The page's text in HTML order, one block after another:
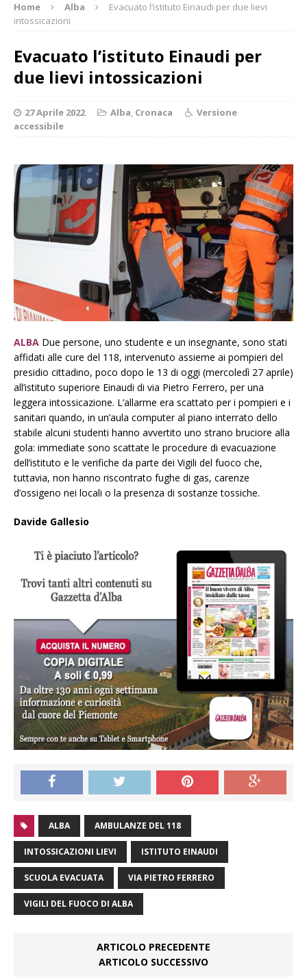
Home Alba
Evacuato l’istituto Einaudi per due lievi
intossicazioni
Evacuato l’istituto Einaudi per
due lievi intossicazioni
27 Aprile 2022 Alba, Cronaca
Versione
accessibile
ALBA Due persone, uno studente e un insegnante, sono stati
affidati alle cure del 118, intervenuto assieme ai pompieri del
presidio cittadino, poco dopo le 13 di oggi (mercoledì 27 aprile)
all’istituto superiore Einaudi di via Pietro Ferrero, per una
leggera intossicazione. L’allarme era scattato per i pompieri e i
sanitari quando, in un’aula computer al piano interrato dello
stabile alcuni studenti hanno avvertito uno strano bruciore alla
gola: immediate sono scattate le procedure di evacuazione
dell’istituto e le verifiche da parte dei Vigili del fuoco che,
tuttavia, non hanno riscontrato fughe di gas, carenze
d’ossigeno nei locali o la presenza di sostanze tossiche.
Davide Gallesio
ALBA AMBULANZE DEL 118
INTOSSICAZIONI LIEVI ISTITUTO EINAUDI
SCUOLA EVACUATA VIA PIETRO FERRERO
VIGILI DEL FUOCO DI ALBA
ARTICOLO PRECEDENTE
ARTICOLO SUCCESSIVO